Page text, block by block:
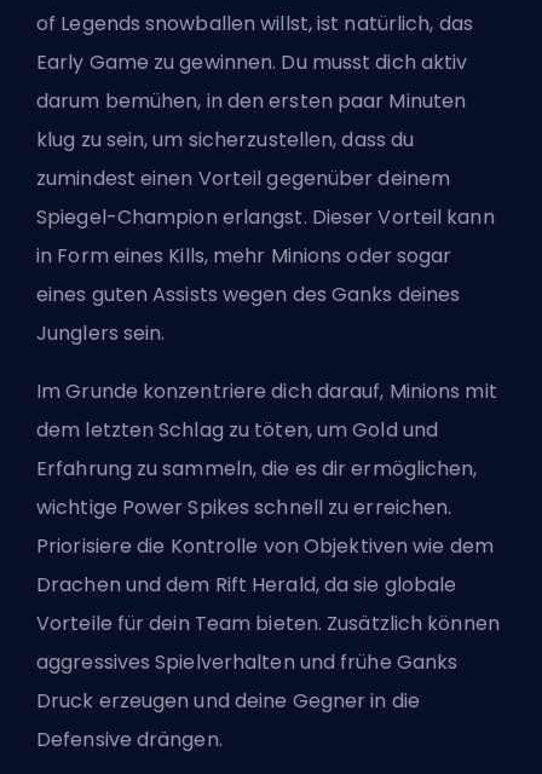
of Legends snowballen willst, ist natürlich, das
Early Game zu gewinnen. Du musst dich aktiv
darum bemühen, in den ersten paar Minuten
klug zu sein, um sicherzustellen, dass du
zumindest einen Vorteil gegenüber deinem
Spiegel-Champion erlangst. Dieser Vorteil kann
in Form eines Kills, mehr Minions oder sogar
eines guten Assists wegen des Ganks deines
Junglers sein.
Im Grunde konzentriere dich darauf, Minions mit
dem letzten Schlag zu töten, um Gold und
Erfahrung zu sammeln, die es dir ermöglichen,
wichtige Power Spikes schnell zu erreichen.
Priorisiere die Kontrolle von Objektiven wie dem
Drachen und dem Rift Herald, da sie globale
Vorteile für dein Team bieten. Zusätzlich können
aggressives Spielverhalten und frühe Ganks
Druck erzeugen und deine Gegner in die
Defensive drängen.